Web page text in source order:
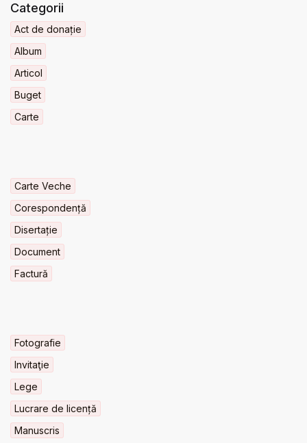
Categorii
Act de donație
Album
Articol
Buget
Carte
Carte Veche
Corespondență
Disertație
Document
Factură
Fotografie
Invitaţie
Lege
Lucrare de licență
Manuscris